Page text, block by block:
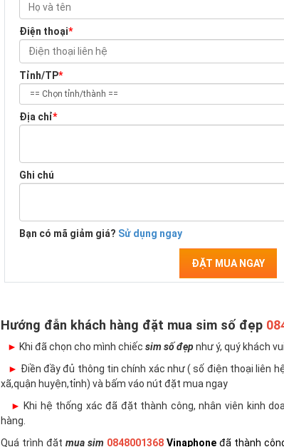
Điện thoại*
Tỉnh/TP*
Địa chỉ*
Ghi chú
Bạn có mã giảm giá? Sử dụng ngay
ĐẶT MUA NGAY
Hướng đẫn khách hàng đặt mua sim số đẹp
► Khi đã chọn cho mình chiếcsim số đẹpnhư ý, quý khách
► Điền đầy đủ thông tin chính xác như ( số điện thoại liên
xã,quận huyện,tỉnh) và bấm váo nút đặt mua ngay
► Khi hệ thống xác đã đặt thành công, nhân viên kinh
hàng.
Quá trình đặtmua sim 0848001368Vinaphoneđã thành